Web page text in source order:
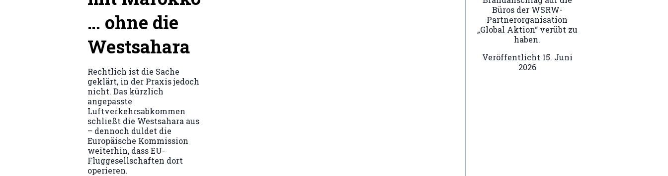
… ohne die
Westsahara
Rechtlich ist die Sache
geklärt, in der Praxis jedoch
nicht. Das kürzlich
angepasste
Luftverkehrsabkommen
schließt die Westsahara aus
– dennoch duldet die
Europäische Kommission
weiterhin, dass EU-
Fluggesellschaften dort
operieren.
Büros der WSRW-
Partnerorganisation
„Global Aktion“ verübt zu
haben.
Veröffentlicht 15. Juni
2026